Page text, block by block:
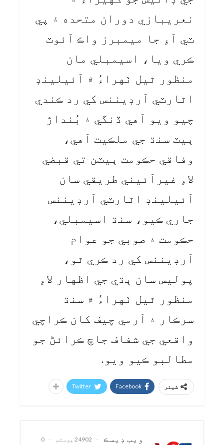
نعريبازي دوران متحده ۽ پي
ٽي آءِ جا ميمبرز واڪ آئوٽ
ڪري ويا، اسيمبلي مان
منظور ٿيل ٺهراءُ ۾ آئيلينڊ
اٿارٽي آرڊيننس کي رد ڪندي
چيو ويو آهي ڏنگي ۽ بُنداڙ
ٻيٽ سنڌ جي ملڪيت آهي،
وفاقي حڪومت ٻيٽن تي قبضي
لاءِ غيرآئيني طريقي سان
آئيلينڊ اٿارٽي آرڊيننس
جاري ڪيو، سنڌ اسيمبلي،
حڪومت ۽ صوبي جو عوام
آرڊيننس کي رد ڪري ٿو،
پوليس سان ٻڌي جي اظهار لاءِ
منظور ٿيل ٺهراءُ ۾ سنڌ
سرڪار ۽ آرمي چيف کان ڪراچي
واقعي جي شفاف جاچ ڪرائڻ جو
مطالبو ڪيو ويو.
شیئر Facebook
Twitter
ويب ڊيسڪ 24902 پوسٹس
0